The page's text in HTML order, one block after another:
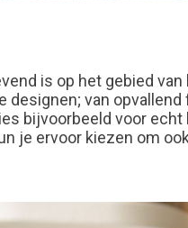
is op het gebied
van
bijvoorbeeld voor
je ervoor kiezen om